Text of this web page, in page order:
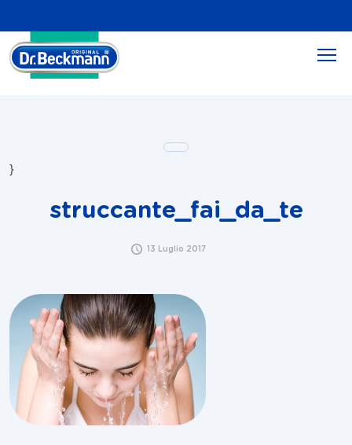
}
struccante_fai_da_te
13 Luglio 2017